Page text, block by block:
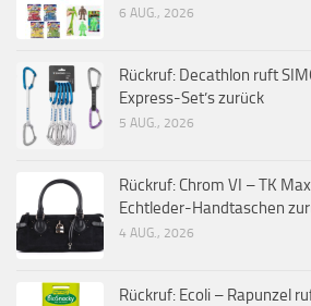
6 AUG., 2026
Rückruf: Decathlon ruft
Express-Set’s zurück
5 AUG., 2026
Rückruf: Chrom VI – TK
Echtleder-Handtaschen
4 AUG., 2026
Rückruf: Ecoli – Rapunzel